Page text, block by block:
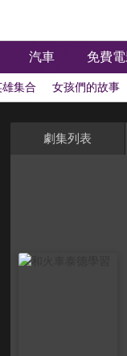
汽車 免費
雄集合 女孩們的故事
劇集列表